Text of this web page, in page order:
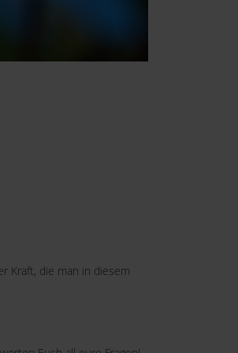
Kraft, die man in diesem